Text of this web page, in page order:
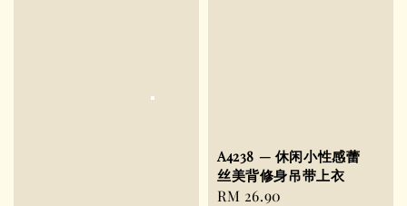
A4238 — 休闲小性感蕾
丝美背修身吊带上衣
Regular
RM 26.90